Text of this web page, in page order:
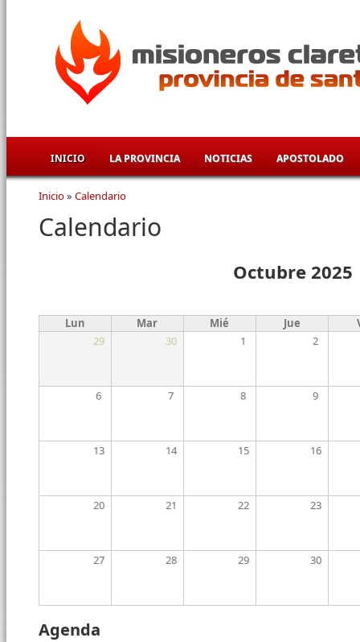
INICIO LA PROVINCIA NOTICIAS APOSTOLADO
Se encuentra usted aquí
Inicio» Calendario
Calendario
Octubre 2025
Lun Mar Mié Jue
29
30 1 2
6 7 8 9
13 14 15 16
20 21 22 23
27 28 29 30
Agenda